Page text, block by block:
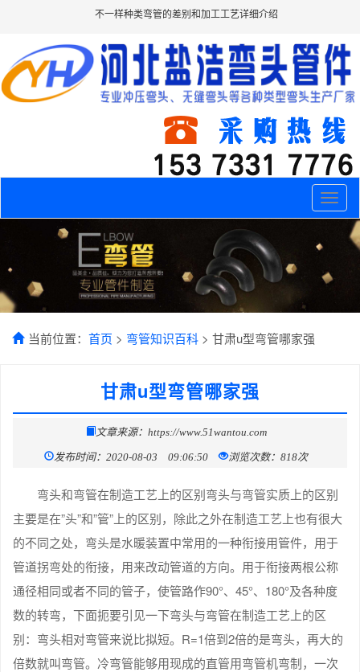
不一样种类弯管的差别和加工工艺详细介绍
Toggle
当前位置： 首页 > 弯管知识百科 > 甘肃u型弯管哪家强
甘肃u型弯管哪家强
文章来源：https://www.51wantou.com
发布时间：2020-08-03 09:06:50 浏览次数：818次
弯头和弯管在制造工艺上的区别弯头与弯管实质上的区别
主要是在”头”和”管”上的区别，除此之外在制造工艺上也有很大
的不同之处，弯头是水暖装置中常用的一种衔接用管件，用于
管道拐弯处的衔接，用来改动管道的方向。用于衔接两根公称
通径相同或者不同的管子，使管路作90°、45°、180°及各种度
数的转弯，下面扼要引见一下弯头与弯管在制造工艺上的区
别：弯头相对弯管来说比拟短。R=1倍到2倍的是弯头，再大的
倍数就叫弯管。冷弯管能够用现成的直管用弯管机弯制，一次